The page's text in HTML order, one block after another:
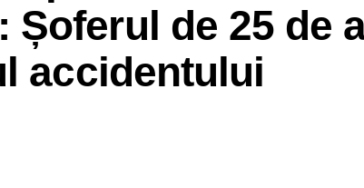
Șoferul de 25 de
accidentului